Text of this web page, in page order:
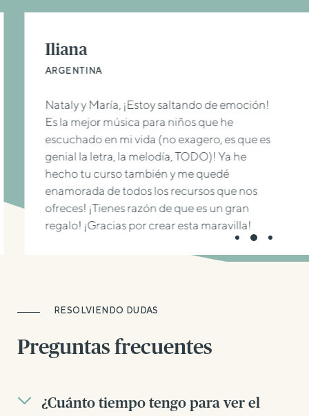
Nataly y María, ¡Estoy saltando de emoción!
Es la mejor música para niños que he
escuchado en mi vida (no exagero, es que es
genial la letra, la melodía, TODO)! Ya he
hecho tu curso también y me quedé
enamorada de todos los recursos que nos
ofreces! ¡Tienes razón de que es un gran
regalo! ¡Gracias por crear esta maravilla!
Iliana
ARGENTINA
RESOLVIENDO DUDAS
Preguntas frecuentes
¿Cuánto tiempo tengo para ver el